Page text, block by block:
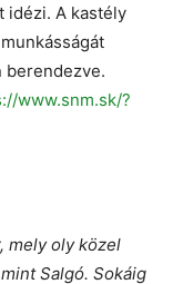
idézi. A kastély
berendezve.
www.snm.sk/?
mely oly közel
Salgó. Sokáig